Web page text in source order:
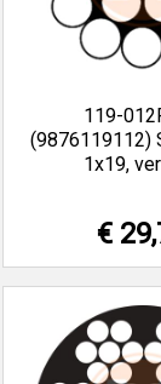
119-
(9876119112)
1x19,
€